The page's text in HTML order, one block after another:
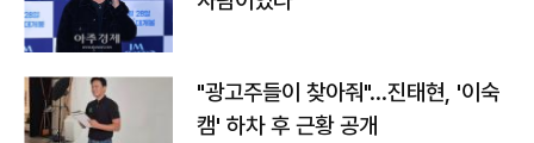
"광고주들이 찾아줘"…진태현, '이숙
캠' 하차 후 근황 공개